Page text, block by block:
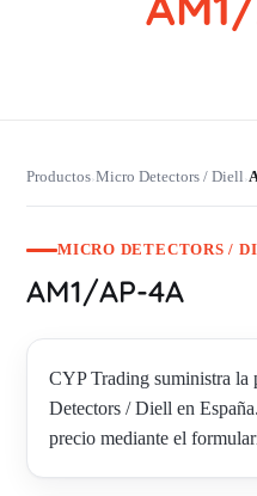
Productos›Micro Detectors / Diell›
MICRO DETECTORS /
AM1/AP-4A
CYP Trading suministra
Detectors / Diell en
precio mediante el